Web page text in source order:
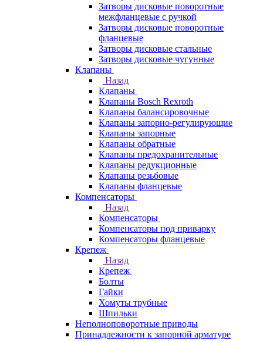
Затворы дисковые поворотные
межфланцевые с ручкой
Затворы дисковые поворотные
фланцевые
Затворы дисковые стальные
Затворы дисковые чугунные
Клапаны
Назад
Клапаны
Клапаны Bosch Rexroth
Клапаны балансировочные
Клапаны запорно-регулирующие
Клапаны запорные
Клапаны обратные
Клапаны предохранительные
Клапаны редукционные
Клапаны резьбовые
Клапаны фланцевые
Компенсаторы
Назад
Компенсаторы
Компенсаторы под приварку
Компенсаторы фланцевые
Крепеж
Назад
Крепеж
Болты
Гайки
Хомуты трубные
Шпильки
Неполноповоротные приводы
Принадлежности к запорной арматуре